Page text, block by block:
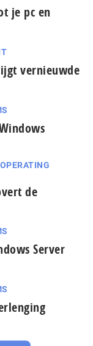
je pc en
vernieuwde
de
Server